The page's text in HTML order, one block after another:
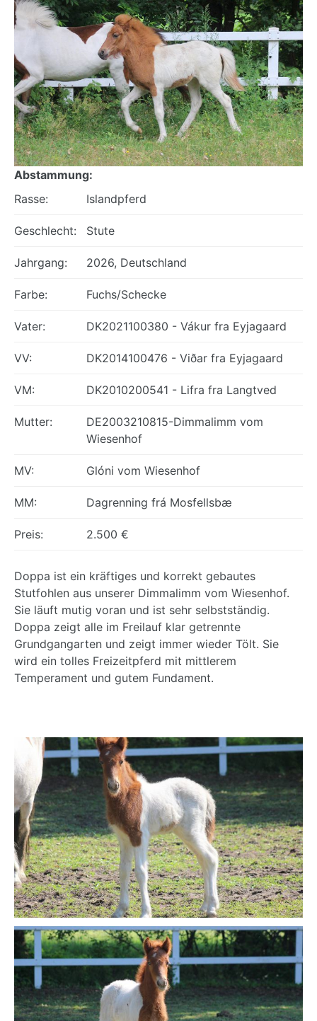
Abstammung:
Rasse:
Islandpferd
Geschlecht: Stute
Jahrgang: 2026, Deutschland
Farbe: Fuchs/Schecke
Vater: DK2021100380 - Vákur fra Eyjagaard
VV: DK2014100476 - Viðar fra Eyjagaard
VM: DK2010200541 - Lifra fra Langtved
Mutter:
DE2003210815-Dimmalimm vom
Wiesenhof
MV: Glóni vom Wiesenhof
MM: Dagrenning frá Mosfellsbæ
Preis: 2.500 €
Doppa ist ein kräftiges und korrekt gebautes
Stutfohlen aus unserer Dimmalimm vom Wiesenhof.
Sie läuft mutig voran und ist sehr selbstständig.
Doppa zeigt alle im Freilauf klar getrennte
Grundgangarten und zeigt immer wieder Tölt. Sie
wird ein tolles Freizeitpferd mit mittlerem
Temperament und gutem Fundament.